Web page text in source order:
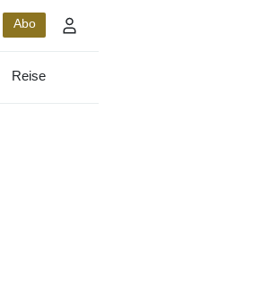
Abo
Reise